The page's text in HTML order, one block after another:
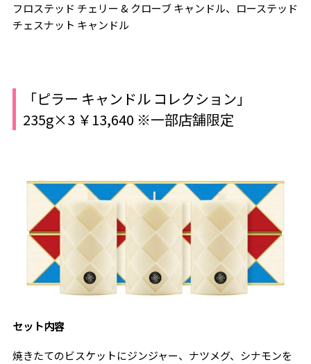
フロステッド チェリー & クローブ キャンドル、ローステッド
チェスナット キャンドル
「ピラー キャンドル コレクション」
235g×3 ￥13,640 ※一部店舗限定
セット内容
焼きたてのビスケットにジンジャー、ナツメグ、シナモンを